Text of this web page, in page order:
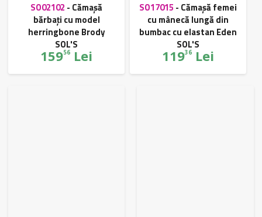
SO02102 - Cămașă
bărbați cu model
herringbone Brody
SOL'S
15956 Lei
SO17015 - Cămașă femei
cu mânecă lungă din
bumbac cu elastan Eden
SOL'S
11936 Lei